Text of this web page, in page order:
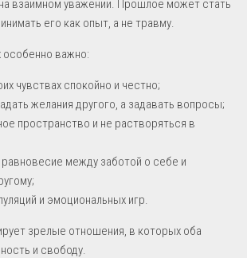
взаимном уважении. Прошлое может стать
его как опыт, а не травму.
важно:
чувствах спокойно и честно;
желания другого, а задавать вопросы;
пространство и не растворяться в
между заботой о себе и
и эмоциональных игр.
зрелые отношения, в которых оба
и свободу.